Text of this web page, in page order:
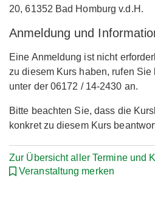
20, 61352 Bad Homburg v.d.H.
Anmeldung und
Eine Anmeldung ist nicht
zu diesem Kurs haben, rufen
unter der 06172 / 14-2430 an.
Bitte beachten Sie, dass die
konkret zu diesem Kurs
Zur Übersicht aller Termine und
Veranstaltung merken